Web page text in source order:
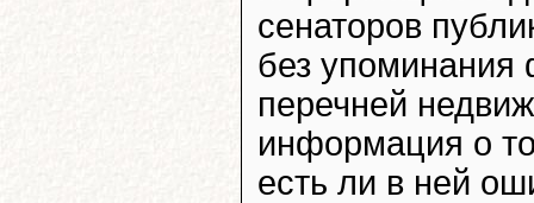
сенаторов
без
перечней
информация о
есть ли в ней